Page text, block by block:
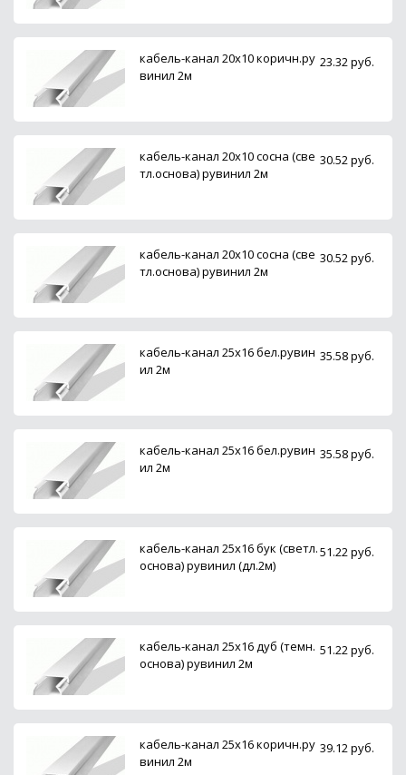
кабель-канал 20х10 коричн.ру
винил 2м
23.32 руб.
кабель-канал 20х10 сосна (све
тл.основа) рувинил 2м
30.52 руб.
кабель-канал 20х10 сосна (све
тл.основа) рувинил 2м
30.52 руб.
кабель-канал 25х16 бел.рувин
ил 2м
35.58 руб.
кабель-канал 25х16 бел.рувин
ил 2м
35.58 руб.
кабель-канал 25х16 бук (светл.
основа) рувинил (дл.2м)
51.22 руб.
кабель-канал 25х16 дуб (темн.
основа) рувинил 2м
51.22 руб.
кабель-канал 25х16 коричн.ру
винил 2м
39.12 руб.